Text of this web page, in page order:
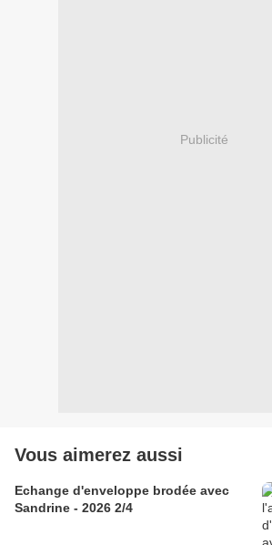
Publicité
Vous aimerez aussi
Echange d'enveloppe brodée avec
Sandrine - 2026 2/4